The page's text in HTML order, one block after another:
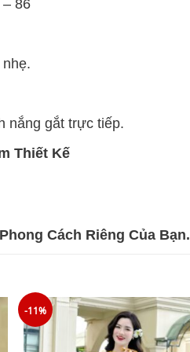
– 86
nắng gắt trực tiếp.
Thiết Kế
Cách Riêng Của Bạn.
-11%